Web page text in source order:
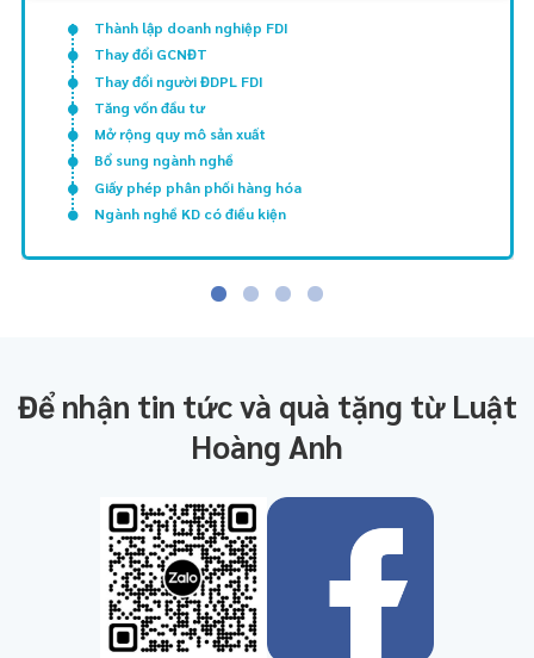
Thành lập doanh nghiệp FDI
Thay đổi GCNĐT
Thay đổi người ĐDPL FDI
Tăng vốn đầu tư
Mở rộng quy mô sản xuất
Bổ sung ngành nghề
Giấy phép phân phối hàng hóa
Ngành nghề KD có điều kiện
Để nhận tin tức và quà tặng từ Luật
Hoàng Anh